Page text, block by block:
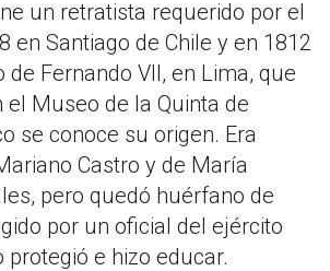
un retratista requerido por el
en Santiago de Chile y en 1812
de Fernando VII, en Lima, que
el Museo de la Quinta de
se conoce su origen. Era
Castro y de María
pero quedó huérfano de
por un oficial del ejército
protegió e hizo educar.